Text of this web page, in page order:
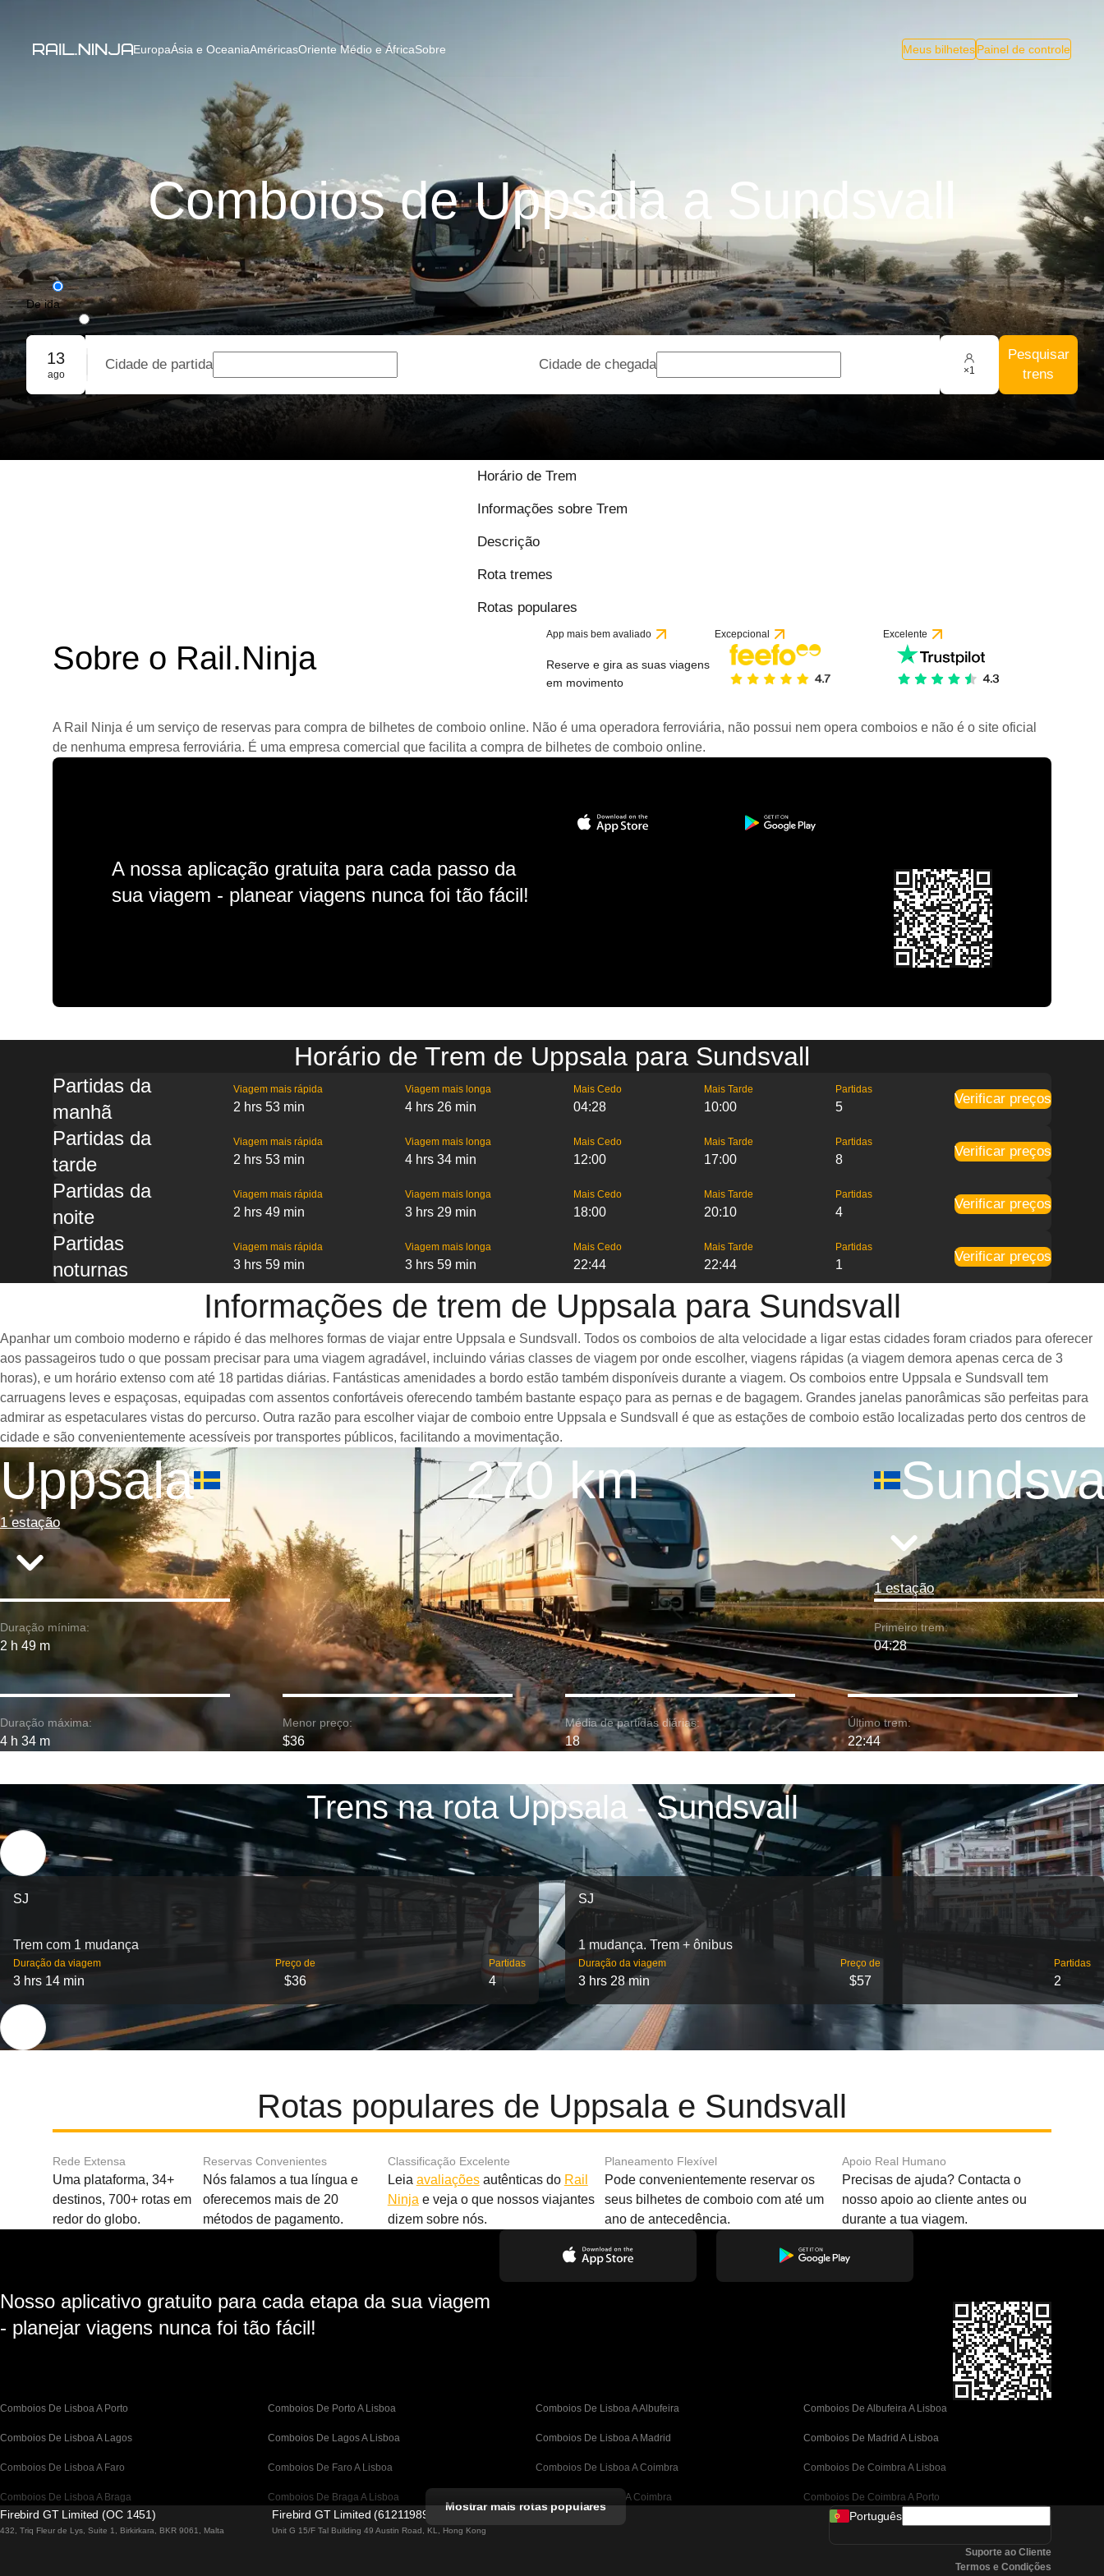
EuropaÁsia e OceaniaAméricasOriente Médio e ÁfricaSobre Meus bilhetesPainel de controle
Comboios de Uppsala a Sundsvall
De ida
De ida e volta
Reserva em grupo
13
ago
Cidade de partida Cidade de chegada ×1
Pesquisar
trens
Horário de Trem
Informações sobre Trem
Descrição
Rota tremes
Rotas populares
Sobre o Rail.Ninja
App mais bem avaliado
Reserve e gira as suas viagens
em movimento
Excepcional Excelente
A Rail Ninja é um serviço de reservas para compra de bilhetes de comboio online. Não é uma operadora ferroviária, não possui nem opera comboios e não é o site oficial
de nenhuma empresa ferroviária. É uma empresa comercial que facilita a compra de bilhetes de comboio online.
A nossa aplicação gratuita para cada passo da
sua viagem - planear viagens nunca foi tão fácil!
Horário de Trem de Uppsala para Sundsvall
Partidas da
manhã
Viagem mais rápida
2 hrs 53 min
Viagem mais longa
4 hrs 26 min
Mais Cedo
04:28
Mais Tarde
10:00
Partidas
5
Verificar preços
Partidas da
tarde
Viagem mais rápida
2 hrs 53 min
Viagem mais longa
4 hrs 34 min
Mais Cedo
12:00
Mais Tarde
17:00
Partidas
8
Verificar preços
Partidas da
noite
Viagem mais rápida
2 hrs 49 min
Viagem mais longa
3 hrs 29 min
Mais Cedo
18:00
Mais Tarde
20:10
Partidas
4
Verificar preços
Partidas
noturnas
Viagem mais rápida
3 hrs 59 min
Viagem mais longa
3 hrs 59 min
Mais Cedo
22:44
Mais Tarde
22:44
Partidas
1
Verificar preços
Informações de trem de Uppsala para Sundsvall
Apanhar um comboio moderno e rápido é das melhores formas de viajar entre Uppsala e Sundsvall. Todos os comboios de alta velocidade a ligar estas cidades foram criados para oferecer
aos passageiros tudo o que possam precisar para uma viagem agradável, incluindo várias classes de viagem por onde escolher, viagens rápidas (a viagem demora apenas cerca de 3
horas), e um horário extenso com até 18 partidas diárias. Fantásticas amenidades a bordo estão também disponíveis durante a viagem. Os comboios entre Uppsala e Sundsvall tem
carruagens leves e espaçosas, equipadas com assentos confortáveis oferecendo também bastante espaço para as pernas e de bagagem. Grandes janelas panorâmicas são perfeitas para
admirar as espetaculares vistas do percurso. Outra razão para escolher viajar de comboio entre Uppsala e Sundsvall é que as estações de comboio estão localizadas perto dos centros de
cidade e são convenientemente acessíveis por transportes públicos, facilitando a movimentação.
Uppsala
1 estação
270 km
1 estação
Duração mínima:
2 h 49 m
Primeiro trem:
04:28
Duração máxima:
4 h 34 m
Menor preço:
$36
Média de partidas diárias:
18
Último trem:
22:44
Trens na rota Uppsala - Sundsvall
SJ
Trem com 1 mudança
Duração da viagem
3 hrs 14 min
Preço de
$36
Partidas
4
SJ
1 mudança. Trem + ônibus
Duração da viagem
3 hrs 28 min
Preço de
$57
Partidas
2
Rotas populares de Uppsala e Sundsvall
Rede Extensa
Uma plataforma, 34+
destinos, 700+ rotas em
redor do globo.
Reservas Convenientes
Nós falamos a tua língua e
oferecemos mais de 20
métodos de pagamento.
Classificação Excelente
Leia avaliaçõesautênticas do Rail
Ninja e veja o que nossos viajantes
dizem sobre nós.
Planeamento Flexível
Pode convenientemente reservar os
seus bilhetes de comboio com até um
ano de antecedência.
Apoio Real Humano
Precisas de ajuda? Contacta o
nosso apoio ao cliente antes ou
durante a tua viagem.
Nosso aplicativo gratuito para cada etapa da sua viagem
- planejar viagens nunca foi tão fácil!
Comboios De Lisboa A Porto Comboios De Porto A Lisboa Comboios De Lisboa A Albufeira Comboios De Albufeira A Lisboa
Comboios De Lisboa A Lagos Comboios De Lagos A Lisboa Comboios De Lisboa A Madrid Comboios De Madrid A Lisboa
Comboios De Lisboa A Faro Comboios De Faro A Lisboa Comboios De Lisboa A Coimbra Comboios De Coimbra A Lisboa
Comboios De Lisboa A Braga Comboios De Braga A Lisboa Comboios De Porto A Coimbra Comboios De Coimbra A Porto
Comboios De Barcelona A Madrid Comboios De Madrid A Barcelona Comboios De Valência A Barcelona
Mostrar mais rotas populares
Firebird GT Limited (OC 1451)
432, Triq Fleur de Lys, Suite 1, Birkirkara, BKR 9061, Malta
Firebird GT Limited (61211989)
Unit G 15/F Tal Building 49 Austin Road, KL, Hong Kong
Português
Suporte ao Cliente
Termos e Condições